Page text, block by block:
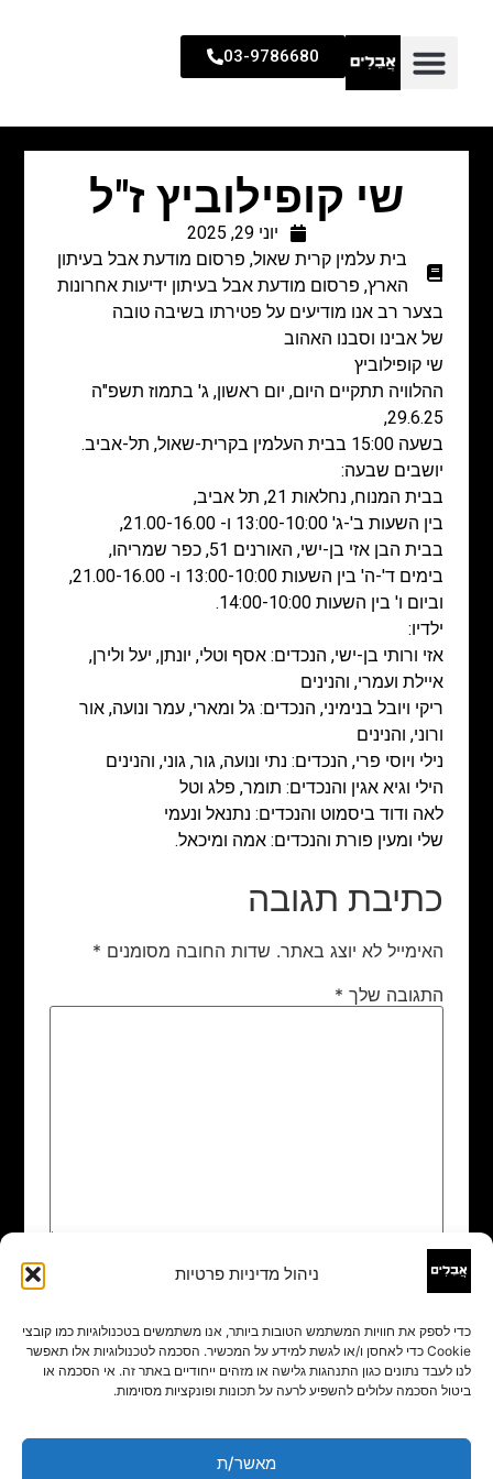
ניהול מדיניות פרטיות
כדי לספק את חוויות המשתמש הטובות ביותר, אנו משתמשים בטכנולוגיות כמו קובצי
Cookie כדי לאחסן ו/או לגשת למידע על המכשיר. הסכמה לטכנולוגיות אלו תאפשר
לנו לעבד נתונים כגון התנהגות גלישה או מזהים ייחודיים באתר זה. אי הסכמה או
ביטול הסכמה עלולים להשפיע לרעה על תכונות ופונקציות מסוימות.
מאשר/ת
03-9786680
שי קופילוביץ ז"ל
יוני 29, 2025
בית עלמין קרית שאול, פרסום מודעת אבל בעיתון
הארץ, פרסום מודעת אבל בעיתון ידיעות אחרונות
בצער רב אנו מודיעים על פטירתו בשיבה טובה
של אבינו וסבנו האהוב
שי קופילוביץ
ההלוויה תתקיים היום, יום ראשון, ג' בתמוז תשפ"ה
29.6.25,
בשעה 15:00 בבית העלמין בקרית-שאול, תל-אביב.
יושבים שבעה:
בבית המנוח, נחלאות 21, תל אביב,
בין השעות ב'-ג' 13:00-10:00 ו- 21.00-16.00,
בבית הבן אזי בן-ישי, האורנים 51, כפר שמריהו,
בימים ד'-ה' בין השעות 13:00-10:00 ו- 21.00-16.00,
וביום ו' בין השעות 14:00-10:00.
ילדיו:
אזי ורותי בן-ישי, הנכדים: אסף וטלי, יונתן, יעל ולירן,
איילת ועמרי, והנינים
ריקי ויובל בנימיני, הנכדים: גל ומארי, עמר ונועה, אור
ורוני, והנינים
נילי ויוסי פרי, הנכדים: נתי ונועה, גור, גוני, והנינים
הילי וגיא אגין והנכדים: תומר, פלג וטל
לאה ודוד ביסמוט והנכדים: נתנאל ונעמי
שלי ומעין פורת והנכדים: אמה ומיכאל.
כתיבת תגובה
האימייל לא יוצג באתר. שדות החובה מסומנים *
התגובה שלך *
שם
אימייל*